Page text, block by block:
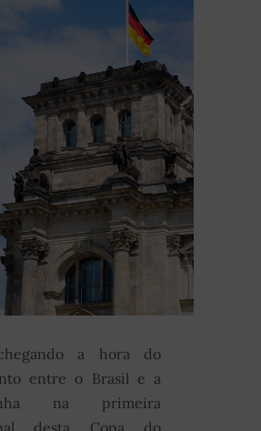
a hora do
entre o Brasil e a
na primeira
desta Copa do